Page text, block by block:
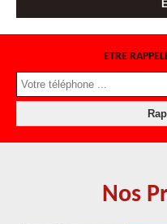
ETRE
Nos